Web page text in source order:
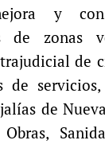
y
de zonas
de
de
de